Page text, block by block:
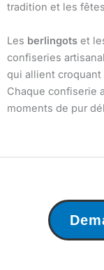
tradition et les
Les berlingots et
confiseries
qui allient
Chaque confiserie
moments de pur